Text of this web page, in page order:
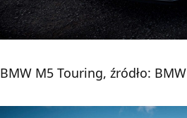
BMW M5 Touring, źródło: BMW